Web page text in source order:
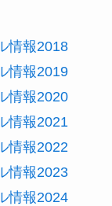
情報2018
情報2019
情報2020
情報2021
情報2022
情報2023
情報2024